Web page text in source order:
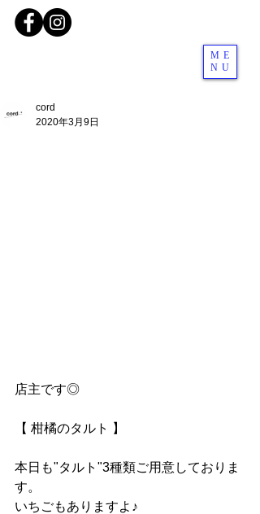
ME
NU
cord
2020年3月9日
店主です◎
【 柑橘のタルト 】
本日も"タルト"3種類ご用意しておりま
す。
いちごもありますよ♪